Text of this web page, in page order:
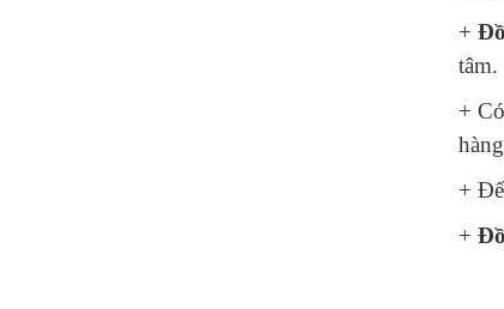
+
tâm.
+
hàng
+
+